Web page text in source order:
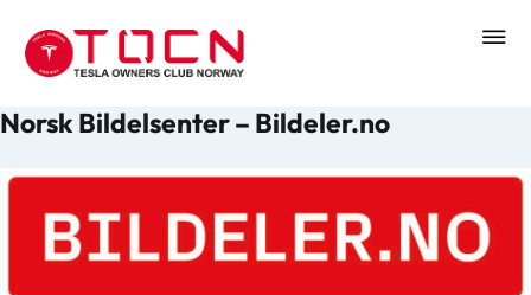
Norsk Bildelsenter – Bildeler.no